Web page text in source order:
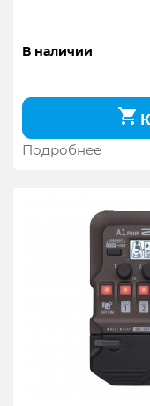
В наличии
Подробнее